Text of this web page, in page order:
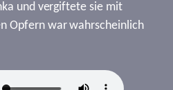
und vergiftete sie mit
Opfern war wahrscheinlich